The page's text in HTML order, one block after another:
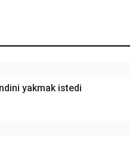
yakmak istedi